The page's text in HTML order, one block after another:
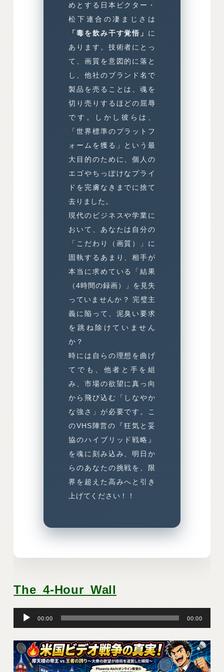
めとする日本ビクター・
松下連合の凄まじさは
「毒を飲み干す覚悟」 に
あります。技術者にとっ
て、画質を意図的に落と
し、他社のブランド名で
製品を売ることは、魂を
切り売りするほどの屈辱
です。しかし彼らは、
「世界標準のプラットフ
ォームを獲る」という最
大目的のために、個人の
エゴやちっぽけなプライ
ドを完膚なきまでに捨て
去りました。
現代のビジネスや学業に
おいて、あなたは自分の
「こだわり（画質）」に
固執するあまり、相手が
本当に求めている「結果
（4時間の録画）」を見失
っていませんか？ 完璧主
義に陥って、泥臭い要求
を跳ね除けていません
か？
時には自らの理想を曲げ
てでも、他者と手を組
み、市場の欲望に真っ向
から飛び込む「しなやか
な強さ」が必要です。こ
のVHS陣営の『狂気と妥
協のハイブリッド戦略』
を魂に刻み込み、明日か
らのあなたの挑戦を、限
界を超えた高みへと引き
上げてください！！
The_4-Hour_Wall
音
レ
ー
ヤ
00:00 00:00